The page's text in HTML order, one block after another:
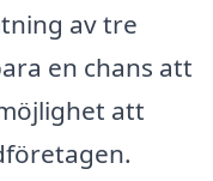
av tre
en chans att
att